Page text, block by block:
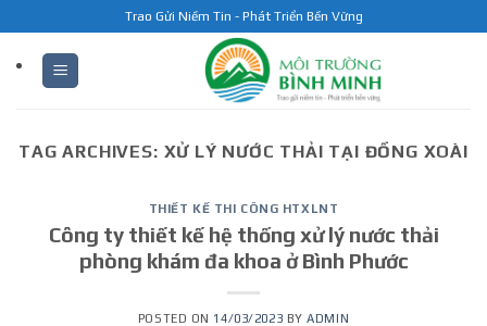
to
content
Trao Gửi Niềm Tin - Phát Triển Bền Vững
TAG ARCHIVES: XỬ LÝ NƯỚC THẢI TẠI ĐỒNG XOÀI
THIẾT KẾ THI CÔNG HTXLNT
Công ty thiết kế hệ thống xử lý nước thải
phòng khám đa khoa ở Bình Phước
POSTED ON 14/03/2023 BYADMIN